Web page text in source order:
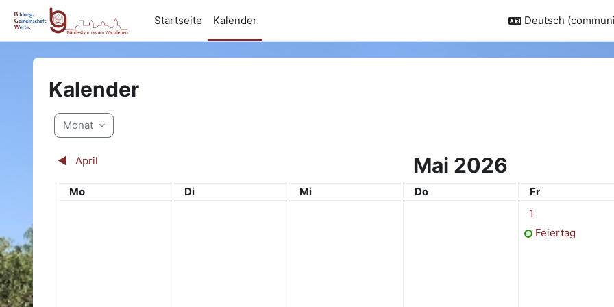
Zum Hauptinhalt
Startseite
Kalender Deutsch
Kalender
Monat
◀︎ April Mai 2026
Montag
Mo Dienstag
Di Mittwoch
Mi Donnerstag
Do Freitag
Fr
1 Termin, Freitag,
1
Feiertag